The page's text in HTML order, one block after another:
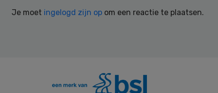
Je moet ingelogd zijn op om een reactie te plaatsen.